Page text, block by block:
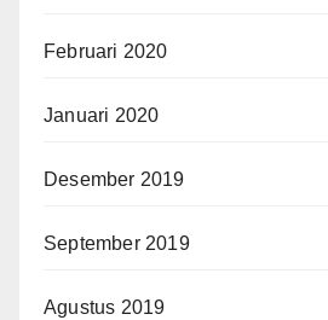
Februari 2020
Januari 2020
Desember 2019
September 2019
Agustus 2019